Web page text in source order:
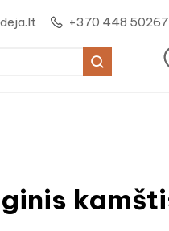
+370 448 50267